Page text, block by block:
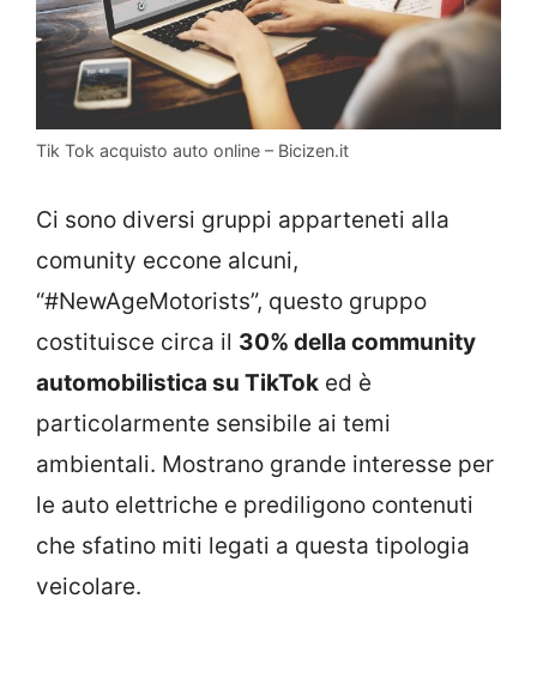
Tik Tok acquisto auto online – Bicizen.it
Ci sono diversi gruppi apparteneti alla
comunity eccone alcuni,
“#NewAgeMotorists”, questo gruppo
costituisce circa il 30% della community
automobilistica su TikTok ed è
particolarmente sensibile ai temi
ambientali. Mostrano grande interesse per
le auto elettriche e prediligono contenuti
che sfatino miti legati a questa tipologia
veicolare.